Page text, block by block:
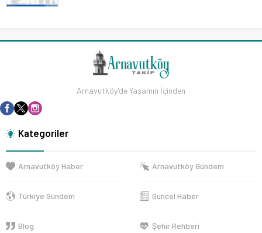
Arnavutköy'de Yaşamın İçinden
Kategoriler
Arnavutköy Haber Arnavutköy Gündem
Türkiye Gündem Güncel Haber
Blog Şehir Rehberi